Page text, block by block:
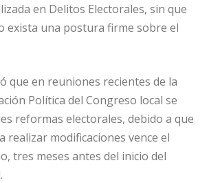
en Delitos Electorales, sin que
exista una postura firme sobre el
que en reuniones recientes de la
Política del Congreso local se
reformas electorales, debido a que
realizar modificaciones vence el
tres meses antes del inicio del